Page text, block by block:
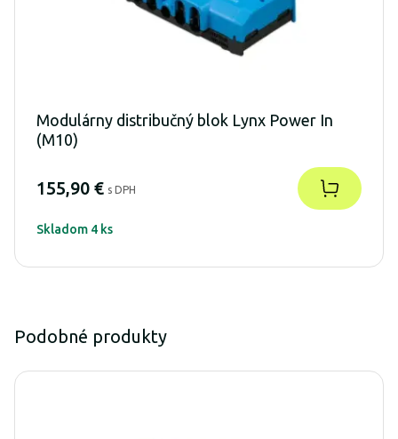
Modulárny distribučný blok Lynx Power In
(M10)
155,90 € s DPH
Skladom 4 ks
Podobné produkty